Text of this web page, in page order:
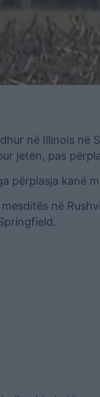
në Illinois në
jetën, pas
përplasja kanë
në